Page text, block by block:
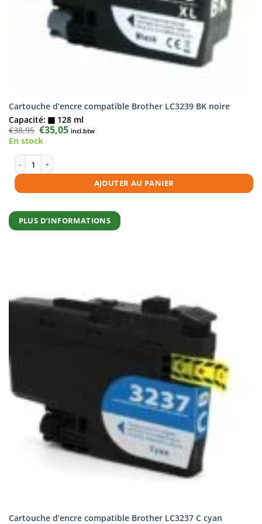
Cartouche d’encre compatible Brother LC3239 BK noire
Capacité:
128 ml
€38,95 Le
prix
initial
€38,95.
€35,05Le
prix
incl.btw
En stock
quantité de Cartouche d'encre compatible Brother LC3239 BK noire
AJOUTER AU PANIER
PLUS D’INFORMATIONS
Cartouche d’encre compatible Brother LC3237 C cyan